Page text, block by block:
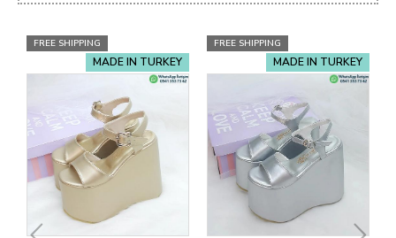
FREE SHIPPING
MADE IN TURKEY
FREE SHIPPING
MADE IN TURKEY